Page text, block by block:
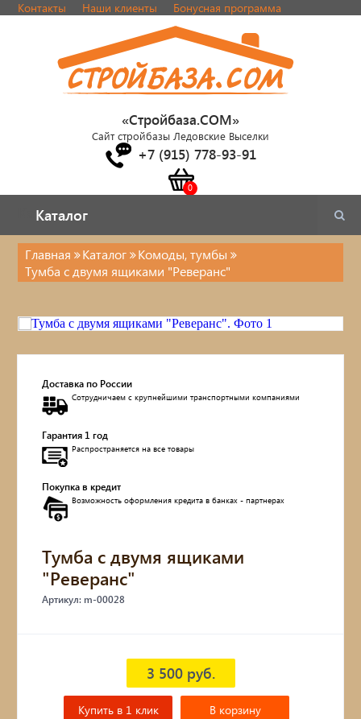
Контакты Наши клиенты Бонусная программа
«Стройбаза.COM»
Сайт стройбазы Ледовские Выселки
+7 (915) 778-93-91
Каталог
Каталог
Каталог
Обувницы
Комоды, тумбы
Столы
Мебель с искусственным старением
Дубовые бочки
Двухъярусные кровати
Кухонные уголки
Подвесные кресла
Главная Каталог
Комоды, тумбы
Тумба с двумя ящиками "Реверанс"
Доставка по России
Сотрудничаем с крупнейшими транспортными компаниями
Гарантия 1 год
Распространяется на все товары
Покупка в кредит
Возможность оформления кредита в банках - партнерах
Тумба с двумя ящиками
"Реверанс"
Артикул: m-00028
3 500 руб.
В корзину
Купить в 1 клик